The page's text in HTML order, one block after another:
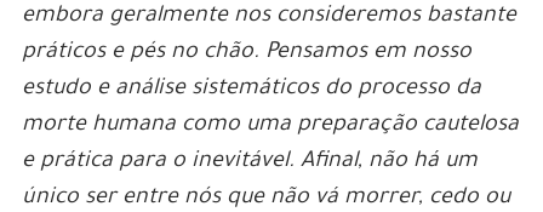
embora geralmente nos consideremos bastante
práticos e pés no chão. Pensamos em nosso
estudo e análise sistemáticos do processo da
morte humana como uma preparação cautelosa
e prática para o inevitável. Afinal, não há um
único ser entre nós que não vá morrer, cedo ou